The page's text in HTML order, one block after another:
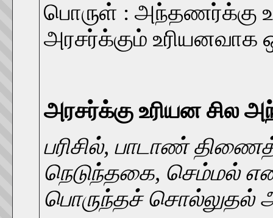
பொருள் : அந்தணர்க்கு
அரசர்க்கும் உரியனவாக
அரசர்க்கு உரியன சில
பரிசில், பாடாண்
நெடுந்தகை, செம்மல்
பொருந்தச் சொல்லுதல்